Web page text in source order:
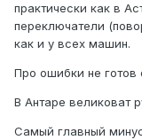
практически как в
переключатели
как и у всех машин.
Про ошибки не готов
В Антаре великоват
Самый главный